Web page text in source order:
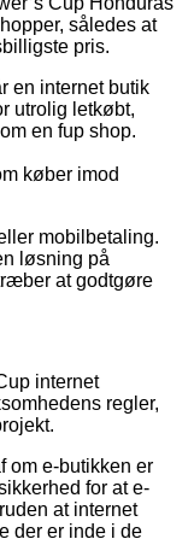
således at
pris.
en internet butik
utrolig letkøbt,
en fup shop.
køber imod
mobilbetaling.
løsning på
at godtgøre
internet
regler,
om e-butikken er
for at e-
at internet
der er inde i de